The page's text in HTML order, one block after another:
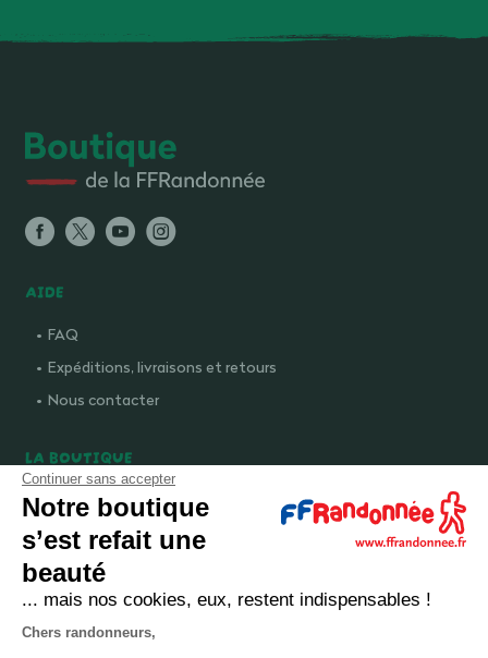
AIDE
FAQ
Expéditions, livraisons et retours
Nous contacter
LA BOUTIQUE
Qui sommes-nous ?
Comment devenir adhérent ?
Mentions légales
CGV et politique de confidentialité
Cookies
Continuer sans accepter
Notre boutique
s’est refait une
beauté
... mais nos cookies, eux, restent indispensables !
Chers randonneurs,